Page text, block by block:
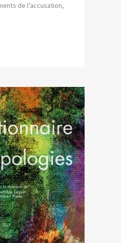
de l’accusation,